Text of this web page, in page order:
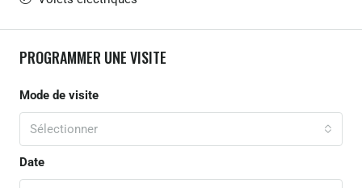
PROGRAMMER UNE VISITE
Mode de visite
Sélectionner
Date